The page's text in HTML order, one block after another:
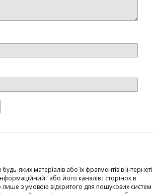
яких матеріалів або їх фрагментів в Інтернеті
або його каналів і сторінок в
з умовою відкритого для пошукових систем